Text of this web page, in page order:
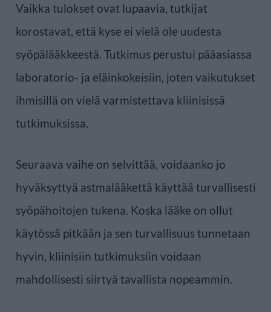
Vaikka tulokset ovat lupaavia, tutkijat
korostavat, että kyse ei vielä ole uudesta
syöpälääkkeestä. Tutkimus perustui pääasiassa
laboratorio- ja eläinkokeisiin, joten vaikutukset
ihmisillä on vielä varmistettava kliinisissä
tutkimuksissa.
Seuraava vaihe on selvittää, voidaanko jo
hyväksyttyä astmalääkettä käyttää turvallisesti
syöpähoitojen tukena. Koska lääke on ollut
käytössä pitkään ja sen turvallisuus tunnetaan
hyvin, kliinisiin tutkimuksiin voidaan
mahdollisesti siirtyä tavallista nopeammin.